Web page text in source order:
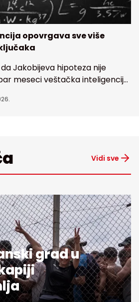
opovrgava sve više
Jakobijeva hipoteza nije
meseci veštačka inteligencija
Erdoševu hipotezu, obe
Vidi sve
grad u